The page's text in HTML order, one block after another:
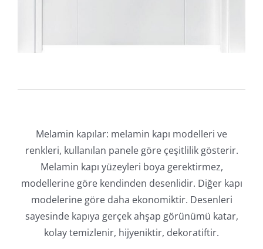
Melamin kapılar: melamin kapı modelleri ve
renkleri, kullanılan panele göre çeşitlilik gösterir.
Melamin kapı yüzeyleri boya gerektirmez,
modellerine göre kendinden desenlidir. Diğer kapı
modelerine göre daha ekonomiktir. Desenleri
sayesinde kapıya gerçek ahşap görünümü katar,
kolay temizlenir, hijyeniktir, dekoratiftir.